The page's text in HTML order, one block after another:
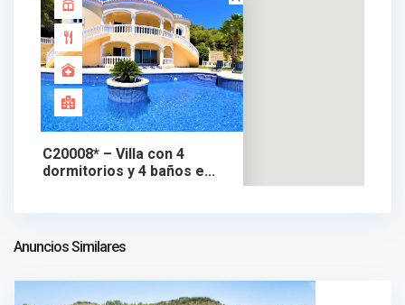
1.400.000 €
C20008* – Villa con 4
dormitorios y 4 baños e...
1.400.000 €
Anuncios Similares